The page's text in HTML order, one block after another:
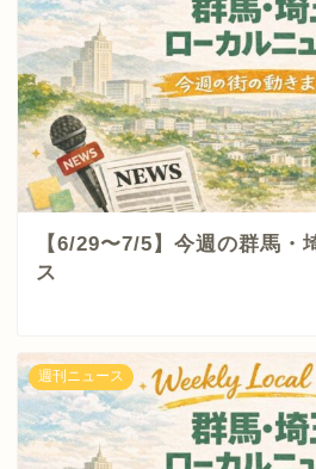
【6/29〜7/5】今週の群馬・
ス
週刊ニュース